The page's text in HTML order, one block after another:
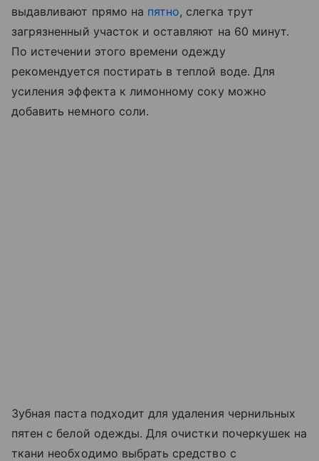
выдавливают прямо на пятно, слегка трут
загрязненный участок и оставляют на 60 минут.
По истечении этого времени одежду
рекомендуется постирать в теплой воде. Для
усиления эффекта к лимонному соку можно
добавить немного соли.
Зубная паста подходит для удаления чернильных
пятен с белой одежды. Для очистки почеркушек на
ткани необходимо выбрать средство с